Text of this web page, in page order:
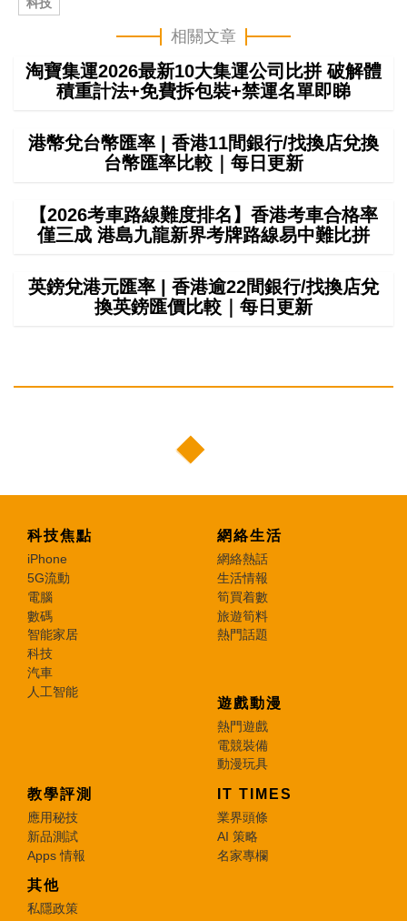
相關文章
淘寶集運2026最新10大集運公司比拼 破解體
積重計法+免費拆包裝+禁運名單即睇
港幣兌台幣匯率 | 香港11間銀行/找換店兌換
台幣匯率比較｜每日更新
【2026考車路線難度排名】香港考車合格率
僅三成 港島九龍新界考牌路線易中難比拼
英鎊兌港元匯率 | 香港逾22間銀行/找換店兌
換英鎊匯價比較｜每日更新
科技焦點
iPhone
5G流動
電腦
數碼
智能家居
科技
汽車
人工智能
網絡生活
網絡熱話
生活情報
筍買着數
旅遊筍料
熱門話題
遊戲動漫
熱門遊戲
電競裝備
動漫玩具
教學評測
應用秘技
新品測試
Apps 情報
IT TIMES
業界頭條
AI 策略
名家專欄
其他
私隱政策